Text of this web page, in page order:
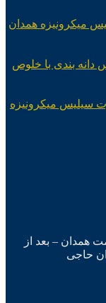
میکرونیزه همدان
دانه بندی با خلوص
سیلیس میکرونیزه
به سمت همدان – بعد از
حاجی